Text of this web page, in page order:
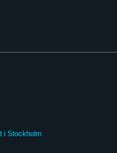
i Stockholm